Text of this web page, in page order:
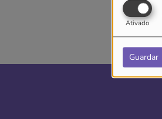
Ativado
Guardar